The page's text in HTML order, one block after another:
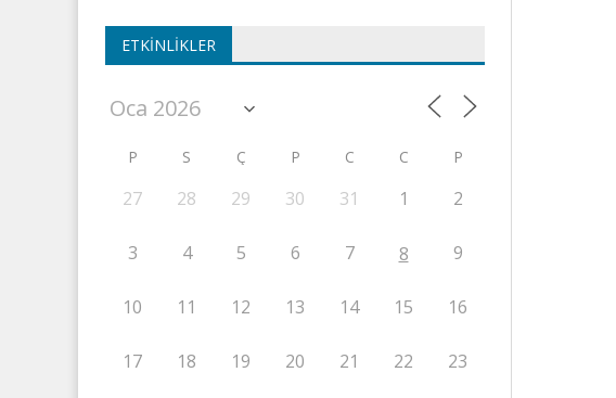
ETKINLIKLER
P S Ç P C C P
27 28 29 30 31 1 2
3 4 5 6 7 8 9
10 11 12 13 14 15 16
17 18 19 20 21 22 23